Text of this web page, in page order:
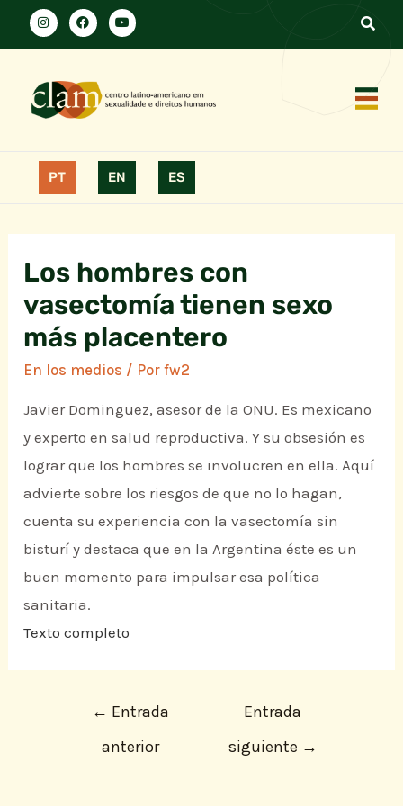
PT EN ES
Los hombres con
vasectomía tienen sexo
más placentero
En los medios / Porfw2
Javier Dominguez, asesor de la ONU. Es mexicano
y experto en salud reproductiva. Y su obsesión es
lograr que los hombres se involucren en ella. Aquí
advierte sobre los riesgos de que no lo hagan,
cuenta su experiencia con la vasectomía sin
bisturí y destaca que en la Argentina éste es un
buen momento para impulsar esa política
sanitaria.
Texto completo
← Entrada
anterior
Entrada
siguiente →